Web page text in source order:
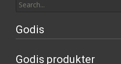
for:
Godis
Godis produkter